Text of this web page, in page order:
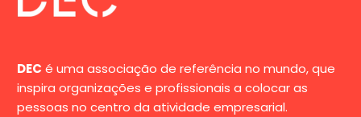
DEC é uma associação de referência no mundo, que
inspira organizações e profissionais a colocar as
pessoas no centro da atividade empresarial.